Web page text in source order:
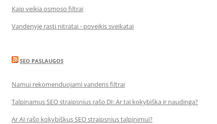
Kaip veikia osmoso filtrai
Vandenyje rasti nitratai - poveikis sveikatai
SEO PASLAUGOS
Namui rekomenduojami vandens filtrai
Talpinamus SEO straipsnius rašo DI: Ar tai kokybiška ir naudinga?
Ar AI rašo kokybiškus SEO straipsnius talpinimui?